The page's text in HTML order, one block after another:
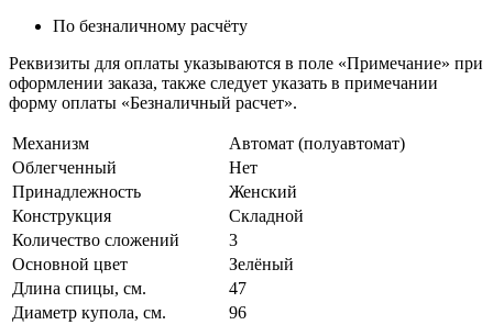
По безналичному расчёту
Реквизиты для оплаты указываются в поле «Примечание» при
оформлении заказа, также следует указать в примечании
форму оплаты «Безналичный расчет».
Механизм
Автомат (полуавтомат)
Облегченный
Нет
Принадлежность
Женский
Конструкция
Складной
Количество сложений
3
Основной цвет
Зелёный
Длина спицы, см.
47
Диаметр купола, см.
96